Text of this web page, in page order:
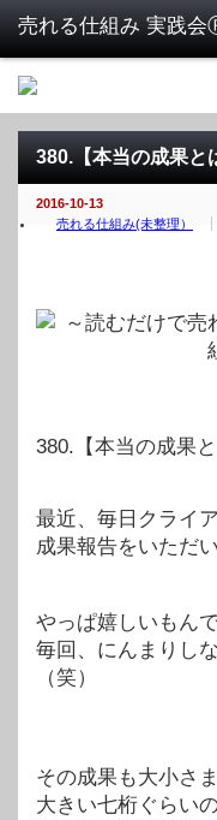
380.【本当の成果と
2016-10-13
売れる仕組み(未整理）
380.【本当の成果と
最近、毎日クライ
成果報告をいただ
やっぱ嬉しいもんで
毎回、にんまりし
（笑）
その成果も大小さま
大きい七桁ぐらい